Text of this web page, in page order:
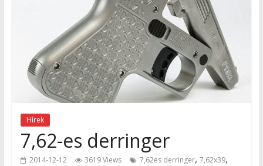
Hírek
7,62-es derringer
2014-12-12 3619 Views 7,62es derringer, 7,62x39,